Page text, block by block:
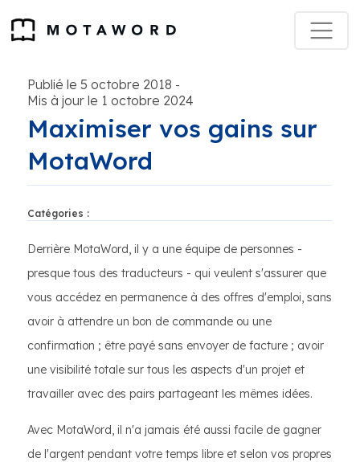
Publié le 5 octobre 2018 -
Mis à jour le 1 octobre 2024
Maximiser vos gains sur
MotaWord
Catégories :
Derrière MotaWord, il y a une équipe de personnes -
presque tous des traducteurs - qui veulent s'assurer que
vous accédez en permanence à des offres d'emploi, sans
avoir à attendre un bon de commande ou une
confirmation ; être payé sans envoyer de facture ; avoir
une visibilité totale sur tous les aspects d'un projet et
travailler avec des pairs partageant les mêmes idées.
Avec MotaWord, il n'a jamais été aussi facile de gagner
de l'argent pendant votre temps libre et selon vos propres